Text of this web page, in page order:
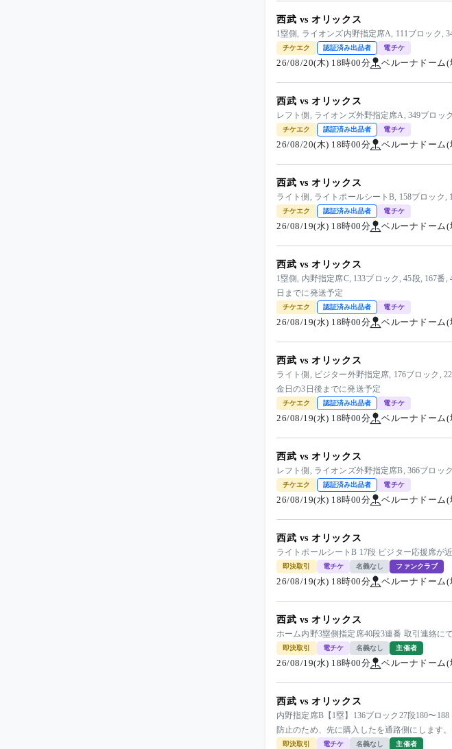
西武 vs オリックス
1塁側, ライオンズ内野指定席A, 111ブロック,
チケエク 認証済み出品者 電チケ
26/08/20(木) 18時00分 ベルーナドーム(
西武 vs オリックス
レフト側, ライオンズ外野指定席A, 349ブロッ
チケエク 認証済み出品者 電チケ
26/08/20(木) 18時00分 ベルーナドーム(
西武 vs オリックス
ライト側, ライトポールシートB, 158ブロック
チケエク 認証済み出品者 電チケ
26/08/19(水) 18時00分 ベルーナドーム(
西武 vs オリックス
1塁側, 内野指定席C, 133ブロック, 45段, 167
日までに発送予定
チケエク 認証済み出品者 電チケ
26/08/19(水) 18時00分 ベルーナドーム(
西武 vs オリックス
ライト側, ビジター外野指定席, 176ブロック,
金日の3日後までに発送予定
チケエク 認証済み出品者 電チケ
26/08/19(水) 18時00分 ベルーナドーム(
西武 vs オリックス
レフト側, ライオンズ外野指定席B, 366ブロッ
チケエク 認証済み出品者 電チケ
26/08/19(水) 18時00分 ベルーナドーム(
西武 vs オリックス
ライトポールシートB 17段 ビジター応援席が
即決取引 電チケ 名義なし ファンクラブ
26/08/19(水) 18時00分 ベルーナドーム(
西武 vs オリックス
ホーム内野3塁側指定席40段3連番 取引連絡に
即決取引 電チケ 名義なし 主催者
26/08/19(水) 18時00分 ベルーナドーム(
西武 vs オリックス
内野指定席B【1塁】136ブロック27段180〜
防止のため、先に購入したを通路側にします
即決取引 電チケ 名義なし 主催者